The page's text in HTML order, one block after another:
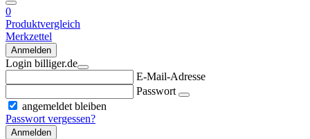
0
Produktvergleich
Merkzettel
Anmelden
Login billiger.de
E-Mail-Adresse
Passwort
angemeldet bleiben
Passwort vergessen?
Anmelden